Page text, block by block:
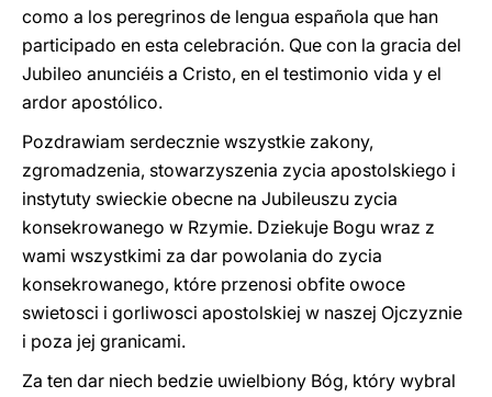
como a los peregrinos de lengua española que han
participado en esta celebración. Que con la gracia del
Jubileo anunciéis a Cristo, en el testimonio vida y el
ardor apostólico.
Pozdrawiam serdecznie wszystkie zakony,
zgromadzenia, stowarzyszenia zycia apostolskiego i
instytuty swieckie obecne na Jubileuszu zycia
konsekrowanego w Rzymie. Dziekuje Bogu wraz z
wami wszystkimi za dar powolania do zycia
konsekrowanego, które przenosi obfite owoce
swietosci i gorliwosci apostolskiej w naszej Ojczyznie
i poza jej granicami.
Za ten dar niech bedzie uwielbiony Bóg, który wybral